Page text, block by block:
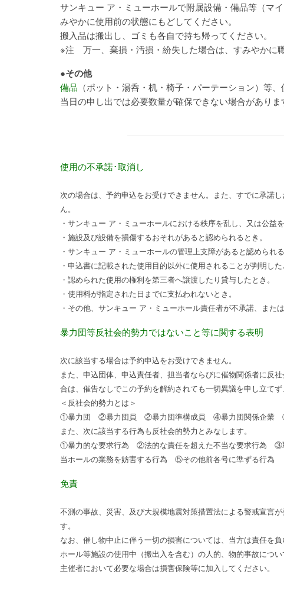
サンキュー ア・ミューホールで附属設備・備品等（マ
みやかに使用前の状態にもどしてください。
搬入品は搬出し、ゴミも各自で持ち帰ってください。
※注 万一、棄損・汚損・紛失した場合は、すみやかに
●その他
備品 （ポット・湯呑・机・椅子・パーテーション）等
当日の申し出では必要数量が確保できない場合がありま
使用の不承諾･取消し
次の場合は、予約申込をお受けできません。また、すでに承諾
ん。
・サンキュー ア・ミューホールにおける秩序を乱し、又は公益
・施設及び設備を損傷するおそれがあると認められるとき。
・サンキュー ア・ミューホールの管理上支障があると認められる
・申込書に記載された使用目的以外に使用されることが判明した
・認められた使用の権利を第三者へ譲渡したり貸与したとき。
・使用料が指定された日までに支払われないとき。
・その他、サンキュー ア・ミューホール責任者が不承諾、また
暴力団等反社会的勢力ではないこと等に関する表明
次に該当する場合は予約申込をお受けできません。
また、申込団体、申込責任者、担当者ならびに催物関係者に反
合は、催告なしでこの予約を解約されても一切異議を申し立て
＜反社会的勢力とは＞
①暴力団 ②暴力団員 ②暴力団準構成員 ④暴力団関係企業 ⑤
また、次に該当する行為も反社会的勢力とみなします。
①暴力的な要求行為 ②法的な責任を超えた不当な要求行為 ③取
当ホールの業務を妨害する行為 ⑤その他前各号に準ずる行為
免責
不測の事故、災害、及び大規模地震対策措置法による警戒宣言
す。
なお、催し物中止に伴う一切の損害については、当方は責任を負
ホール等施設の使用中（搬出入を含む）の人的、物的事故につ
主催者において必要な場合は損害保険等に加入してください。